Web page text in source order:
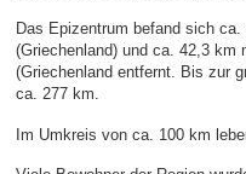
Das Epizentrum befand sich
(Griechenland) und ca. 42,3 km
(Griechenland entfernt. Bis zur
ca. 277 km.
Im Umkreis von ca. 100 km